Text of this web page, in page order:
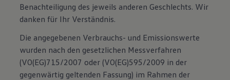
Benachteiligung des jeweils anderen Geschlechts. Wir
danken für Ihr Verständnis.
Die angegebenen Verbrauchs- und Emissionswerte
wurden nach den gesetzlichen Messverfahren
(VO(EG)715/2007 oder (VO(EG)595/2009 in der
gegenwärtig geltenden Fassung) im Rahmen der